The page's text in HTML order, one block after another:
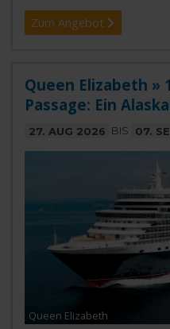
Zum Angebot
Queen Elizabeth »
Passage: Ein
27. AUG 2026 BIS 07.
Queen Elizabeth